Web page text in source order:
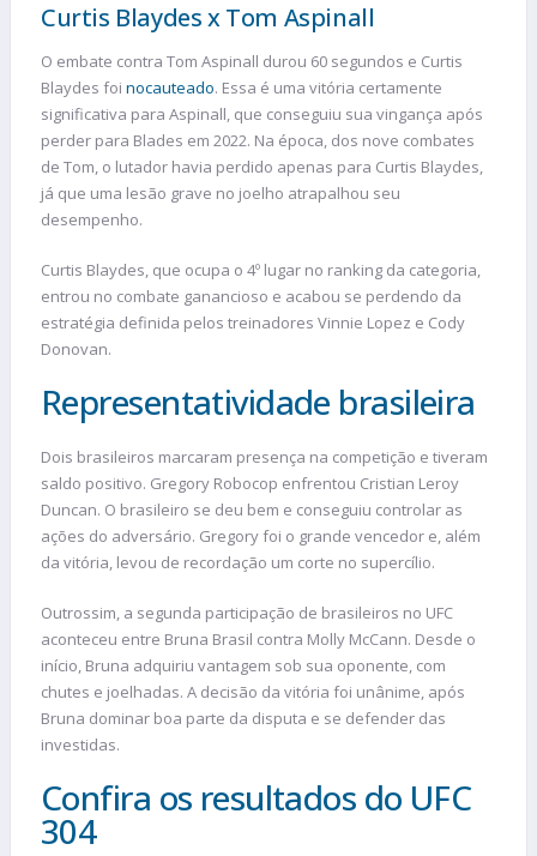
Curtis Blaydes x Tom Aspinall
O embate contra Tom Aspinall durou 60 segundos e Curtis
Blaydes foi nocauteado. Essa é uma vitória certamente
significativa para Aspinall, que conseguiu sua vingança após
perder para Blades em 2022. Na época, dos nove combates
de Tom, o lutador havia perdido apenas para Curtis Blaydes,
já que uma lesão grave no joelho atrapalhou seu
desempenho.
Curtis Blaydes, que ocupa o 4º lugar no ranking da categoria,
entrou no combate ganancioso e acabou se perdendo da
estratégia definida pelos treinadores Vinnie Lopez e Cody
Donovan.
Representatividade brasileira
Dois brasileiros marcaram presença na competição e tiveram
saldo positivo. Gregory Robocop enfrentou Cristian Leroy
Duncan. O brasileiro se deu bem e conseguiu controlar as
ações do adversário. Gregory foi o grande vencedor e, além
da vitória, levou de recordação um corte no supercílio.
Outrossim, a segunda participação de brasileiros no UFC
aconteceu entre Bruna Brasil contra Molly McCann. Desde o
início, Bruna adquiriu vantagem sob sua oponente, com
chutes e joelhadas. A decisão da vitória foi unânime, após
Bruna dominar boa parte da disputa e se defender das
investidas.
Confira os resultados do UFC
304